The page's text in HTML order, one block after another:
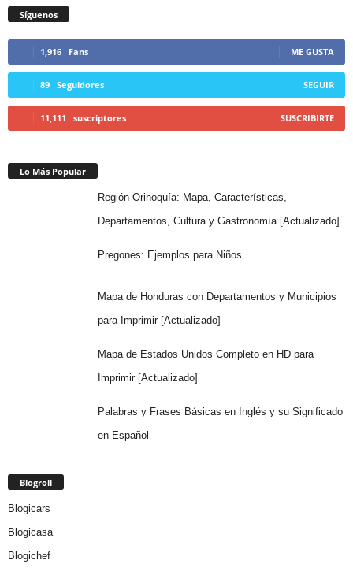
Síguenos
1,916 Fans ME GUSTA
89 Seguidores SEGUIR
11,111 suscriptores SUSCRIBIRTE
Lo Más Popular
Región Orinoquía: Mapa, Características,
Departamentos, Cultura y Gastronomía [Actualizado]
Pregones: Ejemplos para Niños
Mapa de Honduras con Departamentos y Municipios
para Imprimir [Actualizado]
Mapa de Estados Unidos Completo en HD para
Imprimir [Actualizado]
Palabras y Frases Básicas en Inglés y su Significado
en Español
Blogroll
Blogicars
Blogicasa
Blogichef